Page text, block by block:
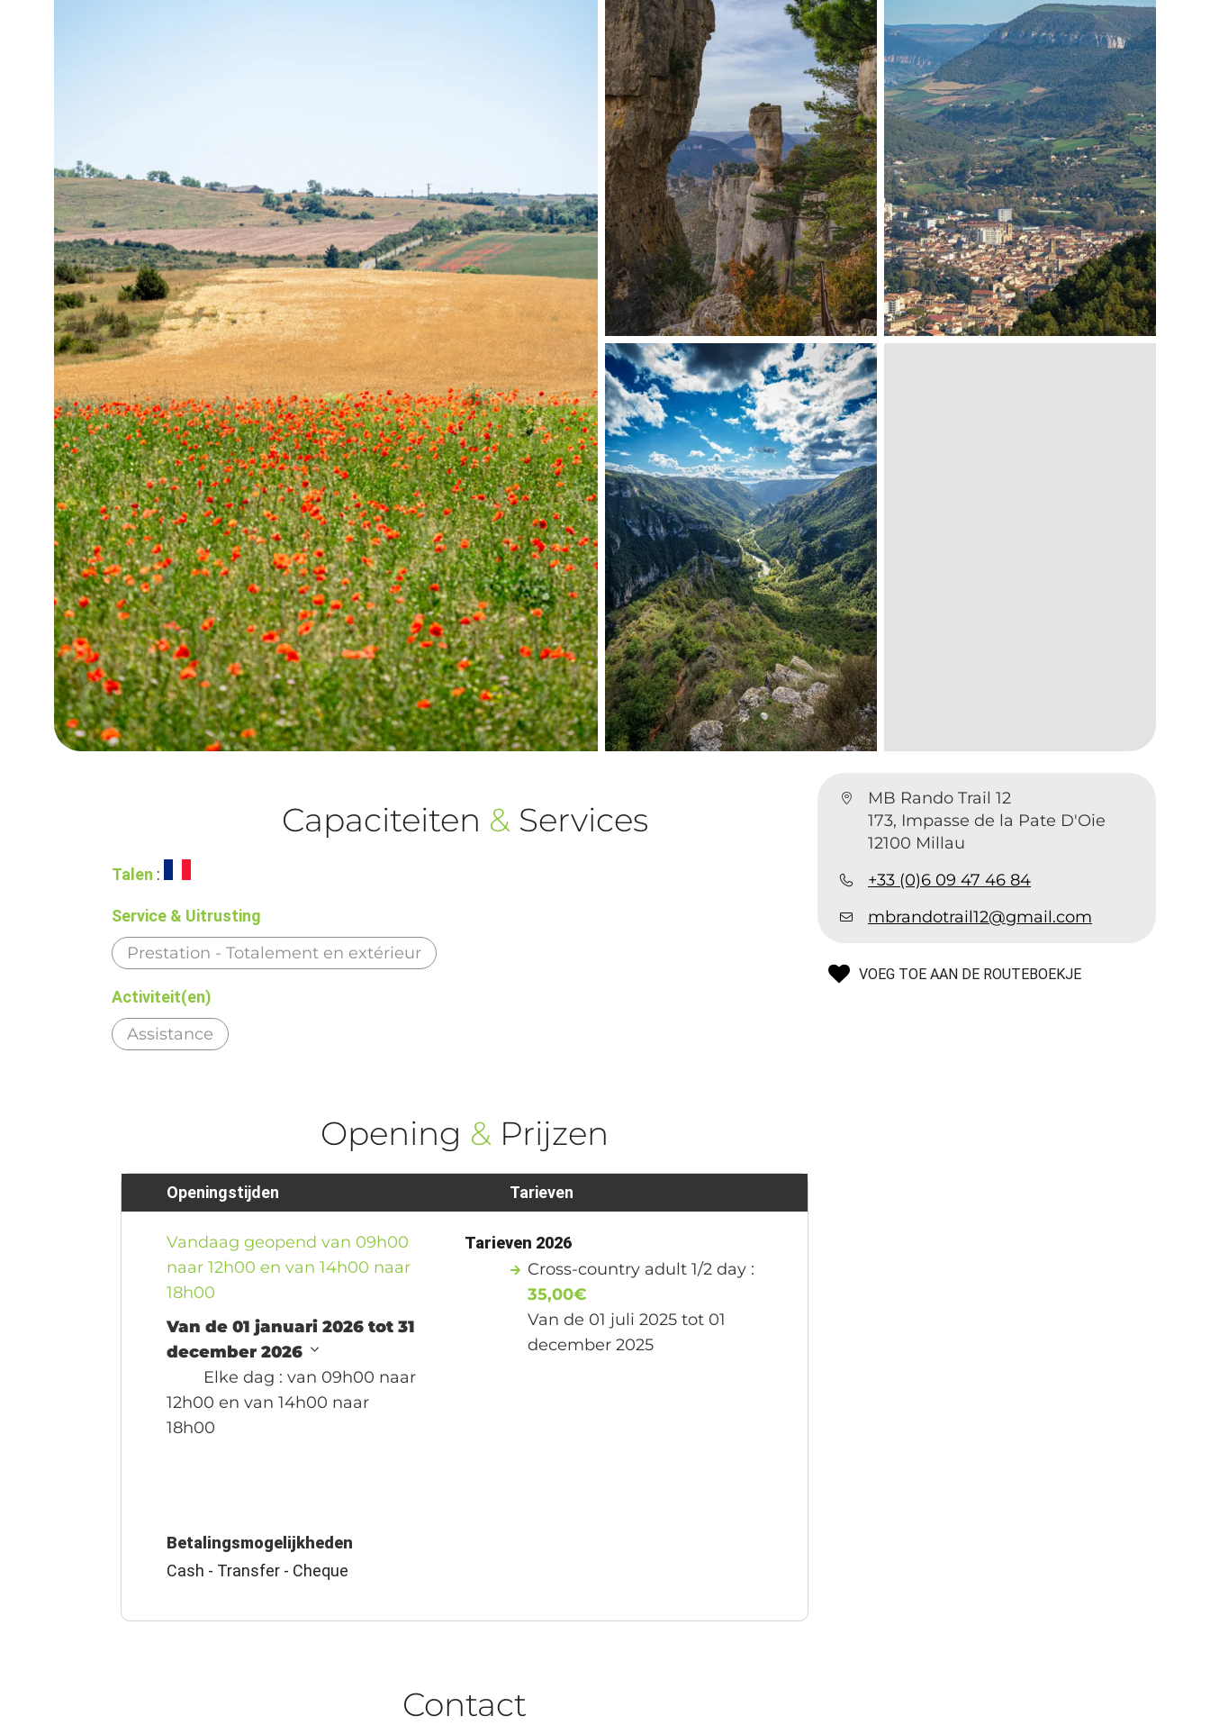
MB Rando Trail 12
173, Impasse de la Pate D'Oie
12100 Millau
+33 (0)6 09 47 46 84
mbrandotrail12@gmail.com
VOEG TOE AAN DE ROUTEBOEKJE
Capaciteiten & Services
Talen :
Service & Uitrusting
Prestation - Totalement en extérieur
Activiteit(en)
Assistance
Opening & Prijzen
Openingstijden
Vandaag geopend van 09h00
naar 12h00 en van 14h00 naar
18h00
Van de 01 januari 2026 tot 31
december 2026
Elke dag : van 09h00 naar
12h00 en van 14h00 naar
18h00
Tarieven
Tarieven 2026
Cross-country adult 1/2 day :
35,00€
Van de 01 juli 2025 tot 01
december 2025
Betalingsmogelijkheden
Cash - Transfer - Cheque
Contact